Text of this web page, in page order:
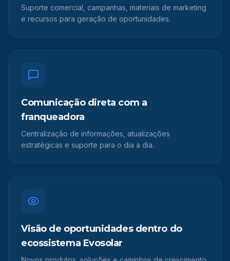
Suporte comercial, campanhas, materiais de marketing
e recursos para geração de oportunidades.
Comunicação direta com a
franqueadora
Centralização de informações, atualizações
estratégicas e suporte para o dia a dia.
Visão de oportunidades dentro do
ecossistema Evosolar